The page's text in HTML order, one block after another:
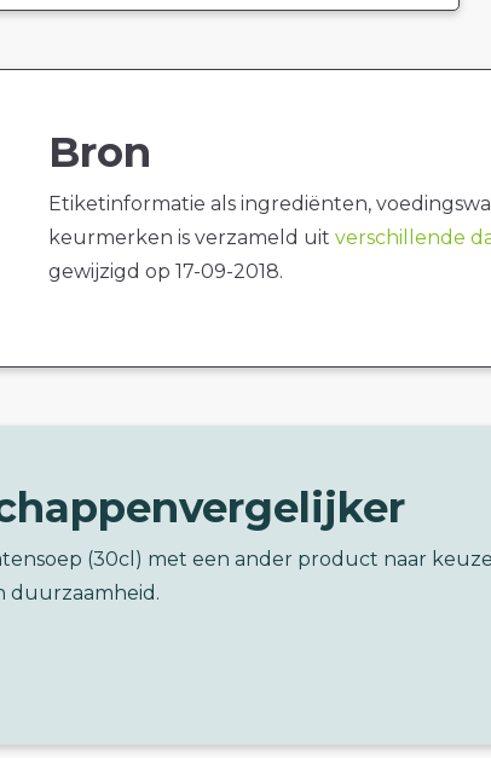
Bron
Etiketinformatie als ingrediënten,
keurmerken is verzameld uit verschillende
gewijzigd op 17-09-2018.
(30cl) met een ander product naar
duurzaamheid.